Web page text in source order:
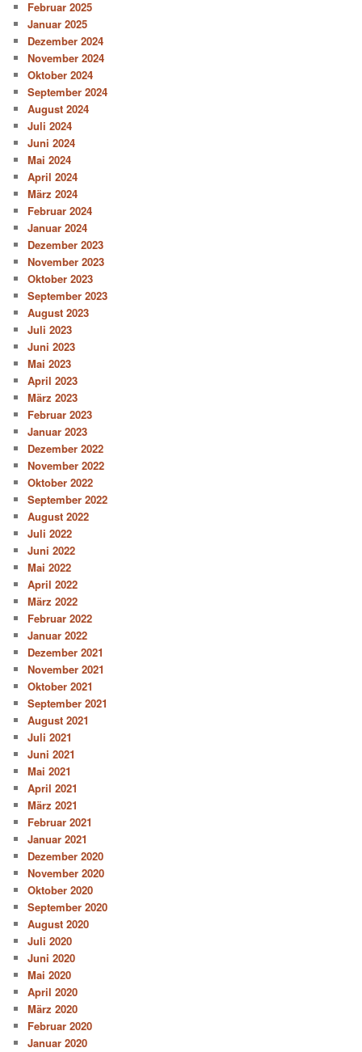
Februar 2025
Januar 2025
Dezember 2024
November 2024
Oktober 2024
September 2024
August 2024
Juli 2024
Juni 2024
Mai 2024
April 2024
März 2024
Februar 2024
Januar 2024
Dezember 2023
November 2023
Oktober 2023
September 2023
August 2023
Juli 2023
Juni 2023
Mai 2023
April 2023
März 2023
Februar 2023
Januar 2023
Dezember 2022
November 2022
Oktober 2022
September 2022
August 2022
Juli 2022
Juni 2022
Mai 2022
April 2022
März 2022
Februar 2022
Januar 2022
Dezember 2021
November 2021
Oktober 2021
September 2021
August 2021
Juli 2021
Juni 2021
Mai 2021
April 2021
März 2021
Februar 2021
Januar 2021
Dezember 2020
November 2020
Oktober 2020
September 2020
August 2020
Juli 2020
Juni 2020
Mai 2020
April 2020
März 2020
Februar 2020
Januar 2020